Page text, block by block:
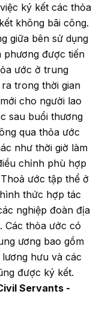
ký kết các thỏa
không bãi công.
giữa bên sử dụng
phương được tiến
ước ở trung
trong thời gian
cho người lao
sau buổi thương
qua thỏa ước
như thời giờ làm
chỉnh phù hợp
ước tập thể ở
thức hợp tác
nghiệp đoàn địa
Các thỏa ước có
ương bao gồm
hưu và các
được ký kết.
Servants -